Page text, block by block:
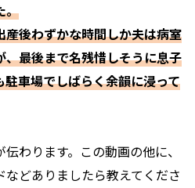
。
後わずかな時間しか夫は病室
最後まで名残惜しそうに息子
車場でしばらく余韻に浸って
伝わります。この動画の他に、
どありましたら教えてくださ